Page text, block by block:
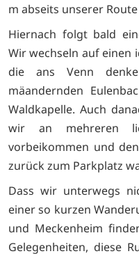
m abseits unserer
Hiernach folgt bald
Wir wechseln auf einen
die ans Venn
mäandernden
Waldkapelle. Auch
wir an mehreren
vorbeikommen und
zurück zum Parkplatz
Dass wir unterwegs
einer so kurzen
und Meckenheim
Gelegenheiten, diese